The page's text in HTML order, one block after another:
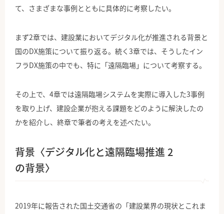
て、さまざまな事例とともに具体的に考察したい。
まず2章では、建設業においてデジタル化が推進される背景と
国のDX施策について振り返る。続く3章では、そうしたイン
フラDX施策の中でも、特に「遠隔臨場」について考察する。
その上で、4章では遠隔臨場システムを実際に導入した3事例
を取り上げ、建設企業が抱える課題をどのように解決したの
かを紹介し、終章で筆者の考えを述べたい。
背景〈デジタル化と遠隔臨場推進 2
の背景〉
2019年に報告された国土交通省の「建設業界の現状とこれま